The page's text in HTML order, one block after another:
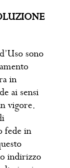
sono
in
ai sensi
vigore.
fede in
indirizzo